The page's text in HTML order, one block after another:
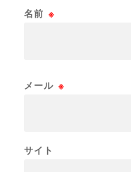
名前 ※
メール ※
サイト